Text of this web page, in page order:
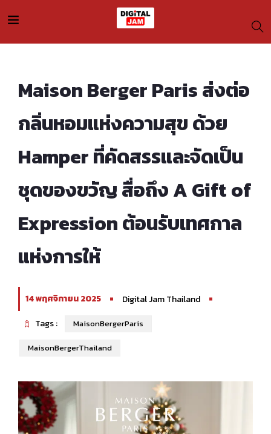
Maison Berger Paris ส่งต่อ
กลิ่นหอมแห่งความสุข ด้วย
Hamper ที่คัดสรรและจัดเป็น
ชุดของขวัญ สื่อถึง A Gift of
Expression ต้อนรับเทศกาล
แห่งการให้
14 พฤศจิกายน 2025
Digital Jam Thailand
Tags :
MaisonBergerParis
MaisonBergerThailand